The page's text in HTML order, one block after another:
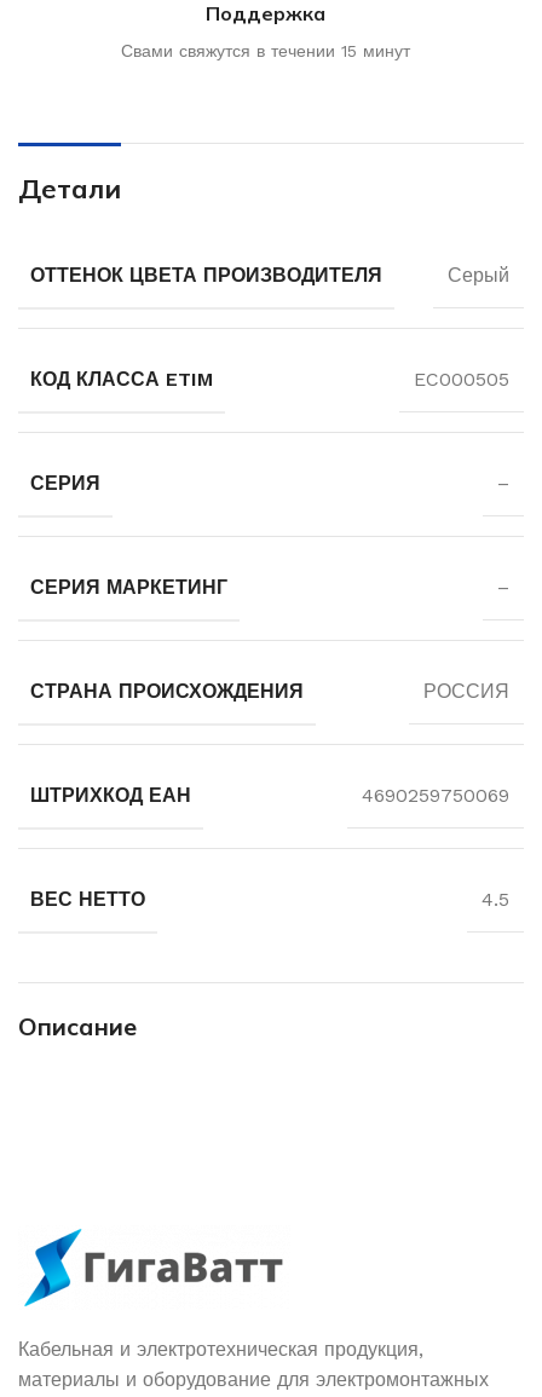
Поддержка
Свами свяжутся в течении 15 минут
Детали
ОТТЕНОК ЦВЕТА ПРОИЗВОДИТЕЛЯ Серый
КОД КЛАССА ETIM EC000505
СЕРИЯ –
СЕРИЯ МАРКЕТИНГ –
СТРАНА ПРОИСХОЖДЕНИЯ РОССИЯ
ШТРИХКОД ЕАН 4690259750069
ВЕС НЕТТО 4.5
Описание
Кабельная и электротехническая продукция,
материалы и оборудование для электромонтажных